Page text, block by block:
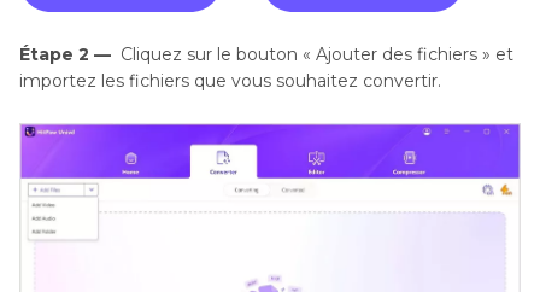
Étape 2 — Cliquez sur le bouton « Ajouter des fichiers » et
importez les fichiers que vous souhaitez convertir.